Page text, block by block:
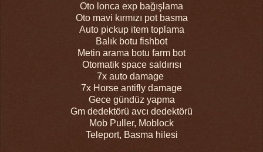
Oto lonca exp bağışlama
Oto mavi kırmızı pot basma
Auto pickup item toplama
Balık botu fishbot
Metin arama botu farm bot
Otomatik space saldırısı
7x auto damage
7x Horse antifly damage
Gece gündüz yapma
Gm dedektörü avcı dedektörü
Mob Puller, Moblock
Teleport, Basma hilesi